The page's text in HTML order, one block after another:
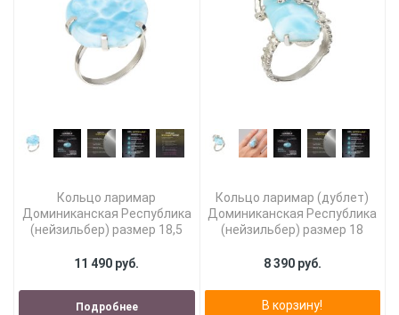
Кольцо ларимар
Доминиканская Республика
(нейзильбер) размер 18,5
11 490 руб.
Подробнее
Кольцо ларимар (дублет)
Доминиканская Республика
(нейзильбер) размер 18
8 390 руб.
В корзину!